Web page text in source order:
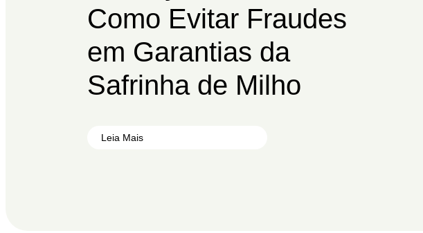
Como Evitar Fraudes
em Garantias da
Safrinha de Milho
Leia Mais